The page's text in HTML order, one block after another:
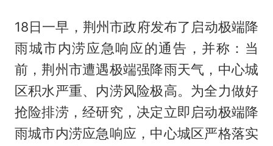
18日一早，荆州市政府发布了启动极端降
雨城市内涝应急响应的通告，并称：当
前，荆州市遭遇极端强降雨天气，中心城
区积水严重、内涝风险极高。为全力做好
抢险排涝，经研究，决定立即启动极端降
雨城市内涝应急响应，中心城区严格落实